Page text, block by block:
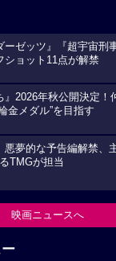
ーゼッツ』『超宇宙刑
ショット11点が解禁
』2026年秋公開決定
金メダル”を目指す
悪夢的な予告編解禁、
るTMGが担当
映画ニュースへ